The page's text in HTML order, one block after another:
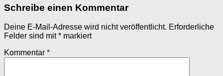
Schreibe einen Kommentar
Deine E-Mail-Adresse wird nicht veröffentlicht. Erforderliche
Felder sind mit* markiert
Kommentar *